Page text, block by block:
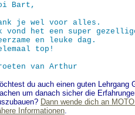
Bart,
je wel voor alles.
vond het een super
en leuke dag.
top!
van Arthur
du auch einen guten Lehrgang
um danach sicher die
Dann wende dich an
Informationen.